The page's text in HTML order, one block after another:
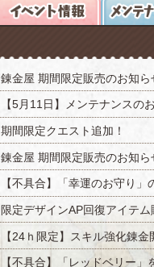
錬金屋 期間限定販売のお知ら
【5月11日】メンテナンスの
期間限定クエスト追加！
錬金屋 期間限定販売のお知ら
限定デザインAP回復アイテ
【24ｈ限定】スキル強化錬金